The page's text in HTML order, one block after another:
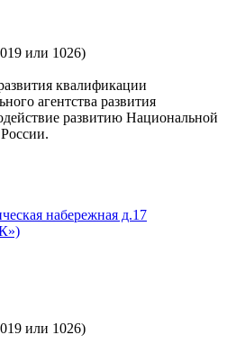
или 1026)
квалификации
агентства развития
развитию Национальной
набережная д.17
или 1026)